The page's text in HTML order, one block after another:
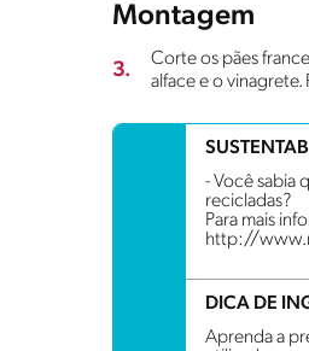
Montagem
3.
Corte os pães
alface e o vinagrete.
- Você sabia
recicladas?
Para mais
http://
DICA DE
Aprenda a